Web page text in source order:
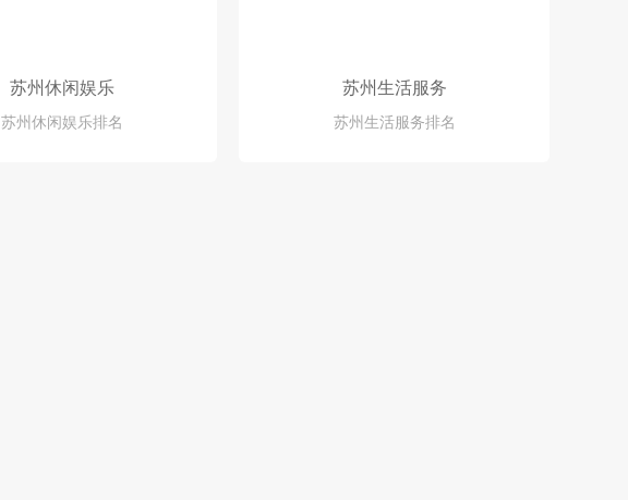
苏州休闲娱乐
苏州休闲娱乐排名
苏州生活服务
苏州生活服务排名